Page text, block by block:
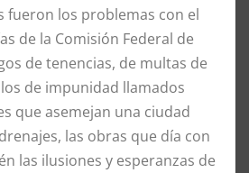
fueron los problemas con el
de la Comisión Federal de
de tenencias, de multas de
de impunidad llamados
que asemejan una ciudad
las obras que día con
las ilusiones y esperanzas de